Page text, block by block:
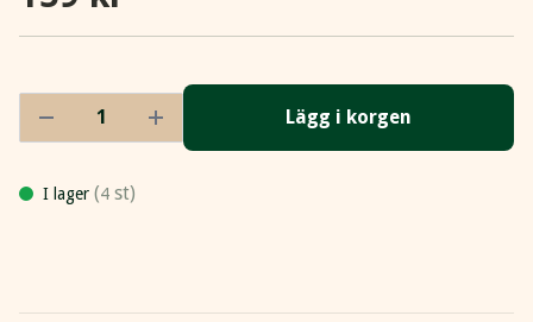
Lägg i korgen
I lager (4 st)